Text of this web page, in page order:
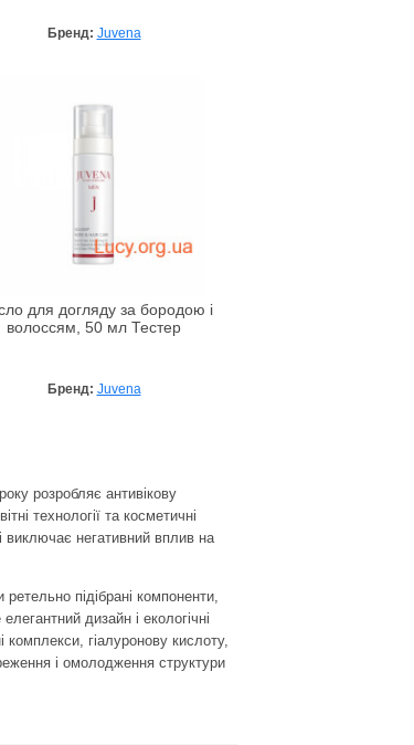
Бренд: Juvena
для догляду за бородою і
волоссям, 50 мл Тестер
Бренд: Juvena
розробляє антивікову
технології та косметичні
виключає негативний вплив на
підібрані компоненти,
дизайн і екологічні
гіалуронову кислоту,
і омолодження структури